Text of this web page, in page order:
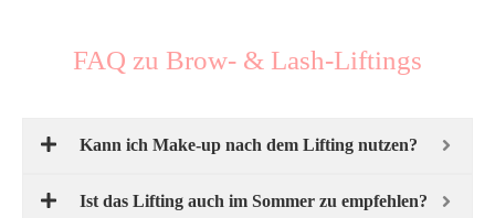
FAQ zu Brow- & Lash-Liftings
Kann ich Make-up nach dem Lifting nutzen?
Ist das Lifting auch im Sommer zu empfehlen?